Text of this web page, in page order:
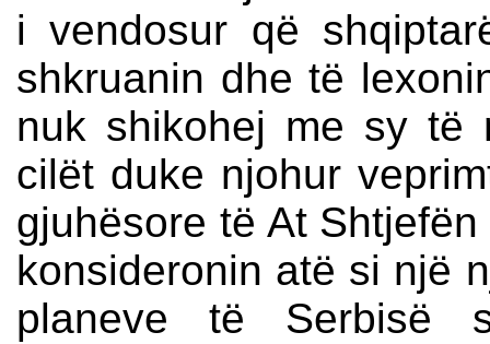
i vendosur që
shkruanin dhe të
nuk shikohej me sy të
cilët duke njohur
gjuhësore të At
konsideronin atë si një
planeve të Serbisë